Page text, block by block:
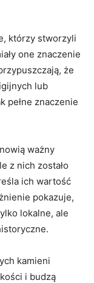
którzy ⁤stworzyli
one znaczenie
że
lub⁣
pełne znaczenie
ważny​
z nich zostało
‌ich wartość
​pokazuje,
lokalne, ⁤ale
kamieni
⁢i budzą